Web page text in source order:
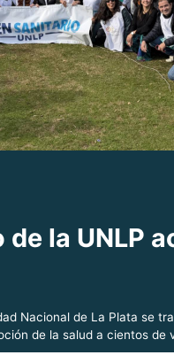
de la UNLP
Nacional de La Plata se
de la salud a cientos de